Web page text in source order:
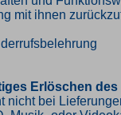
mit ihnen
Erlöschen
nicht bei